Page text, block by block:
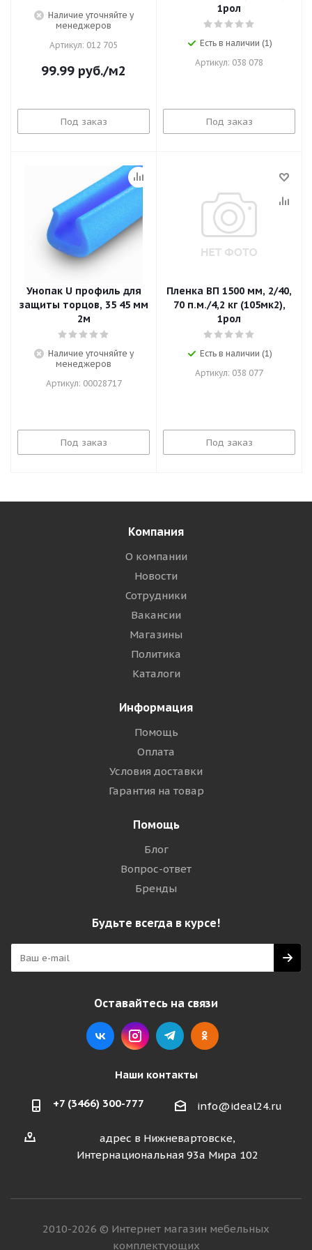
Наличие уточняйте у
менеджеров
Артикул: 012 705
99.99 руб./м2
Под заказ
1рол
Есть в наличии (1)
Артикул: 038 078
Под заказ
Унопак U профиль для
защиты торцов, 35 45 мм
2м
Наличие уточняйте у
менеджеров
Артикул: 00028717
Под заказ
Пленка ВП 1500 мм, 2/40,
70 п.м./4,2 кг (105мк2),
1рол
Есть в наличии (1)
Артикул: 038 077
Под заказ
Компания
О компании
Новости
Сотрудники
Вакансии
Магазины
Политика
Каталоги
Информация
Помощь
Оплата
Условия доставки
Гарантия на товар
Помощь
Блог
Вопрос-ответ
Бренды
Будьте всегда в курсе!
Оставайтесь на связи
Наши контакты
+7 (3466) 300-777 info@ideal24.ru
адрес в Нижневартовске,
Интернациональная 93а Мира 102
2010-2026 © Интернет магазин мебельных
комплектующих